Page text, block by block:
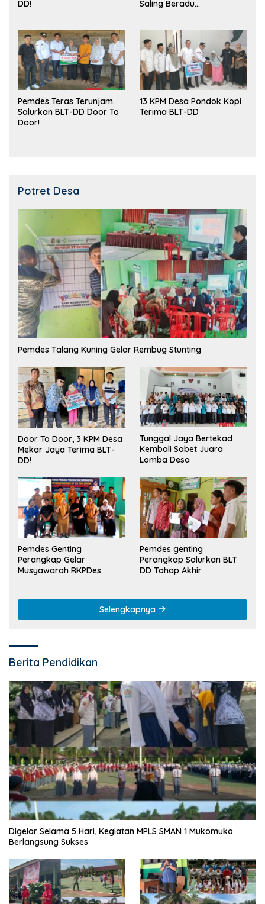
DD!
Saling Beradu
Pemdes Teras Terunjam
Salurkan BLT-DD Door To
Door!
13 KPM Desa Pondok Kopi
Terima BLT-DD
Potret Desa
Pemdes Talang Kuning Gelar Rembug Stunting
Door To Door, 3 KPM Desa
Mekar Jaya Terima BLT-
DD!
Tunggal Jaya Bertekad
Kembali Sabet Juara
Lomba Desa
Pemdes Genting
Perangkap Gelar
Musyawarah RKPDes
Pemdes genting
Perangkap Salurkan BLT
DD Tahap Akhir
Selengkapnya
Berita Pendidikan
Digelar Selama 5 Hari, Kegiatan MPLS SMAN 1 Mukomuko
Berlangsung Sukses